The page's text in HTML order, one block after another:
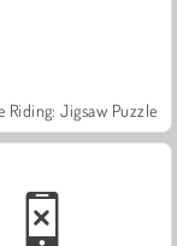
Riding: Jigsaw Puzzle